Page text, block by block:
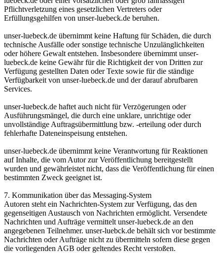
Pflichtverletzung eines gesetzlichen Vertreters oder
Erfüllungsgehilfen von unser-luebeck.de beruhen.
unser-luebeck.de übernimmt keine Haftung für Schäden, die durch
technische Ausfälle oder sonstige technische Unzulänglichkeiten
oder höhere Gewalt entstehen. Insbesondere übernimmt unser-
luebeck.de keine Gewähr für die Richtigkeit der von Dritten zur
Verfügung gestellten Daten oder Texte sowie für die ständige
Verfügbarkeit von unser-luebeck.de und der darauf abrufbaren
Services.
unser-luebeck.de haftet auch nicht für Verzögerungen oder
Ausführungsmängel, die durch eine unklare, unrichtige oder
unvollständige Auftragsübermittlung bzw. -erteilung oder durch
fehlerhafte Dateneinspeisung entstehen.
unser-luebeck.de übernimmt keine Verantwortung für Reaktionen
auf Inhalte, die vom Autor zur Veröffentlichung bereitgestellt
wurden und gewährleistet nicht, dass die Veröffentlichung für einen
bestimmten Zweck geeignet ist.
7. Kommunikation über das Messaging-System
Autoren steht ein Nachrichten-System zur Verfügung, das den
gegenseitigen Austausch von Nachrichten ermöglicht. Versendete
Nachrichten und Aufträge vermittelt unser-luebeck.de an den
angegebenen Teilnehmer. unser-luebck.de behält sich vor bestimmte
Nachrichten oder Aufträge nicht zu übermitteln sofern diese gegen
die vorliegenden AGB oder geltendes Recht verstoßen.